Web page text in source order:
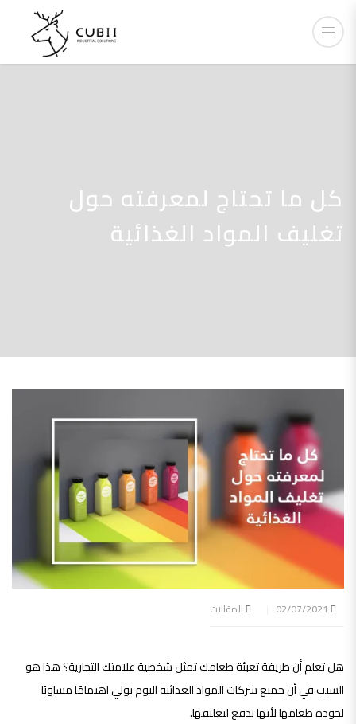
كل ما تحتاج لمعرفته حول
تغليف المواد الغذائية
المقالات
هل تعلم أن طريقة تعبئة طعامك تمثل شخصية علامتك التجارية؟ هذا هو
السبب في أن جميع شركات المواد الغذائية اليوم تولي اهتمامًا مساويًا
لجودة طعامها لأنها تدفع لتغليفها.